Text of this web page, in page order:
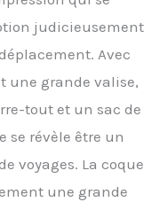
AUX RAYURES
valises et
coque rigide
épaisse et
bords
pour une
accrues,
le sac fourre-
judicieusement
Avec
une grande valise,
tout et un sac de
se révèle être un
voyages. La coque
une grande